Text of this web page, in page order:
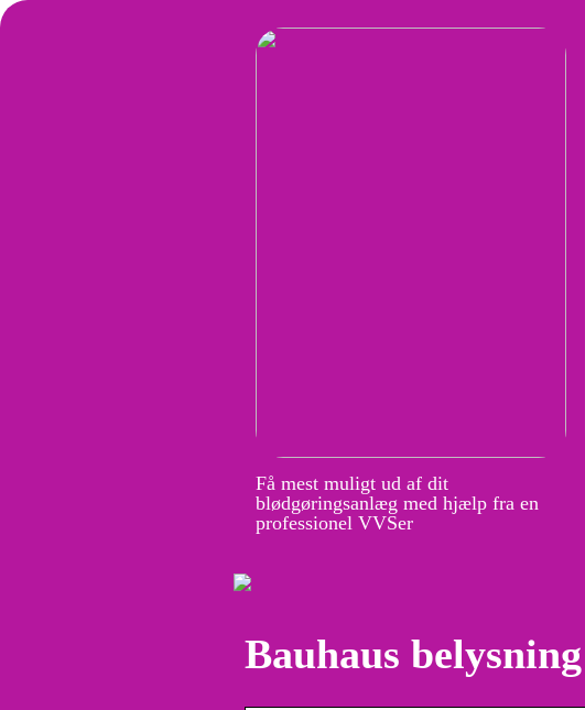
Få mest muligt ud af dit
blødgøringsanlæg med hjælp fra en
professionel VVSer
Bauhaus belysning